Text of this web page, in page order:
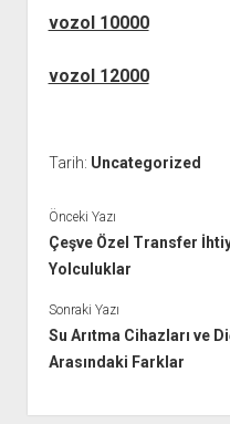
vozol 10000
vozol 12000
Tarih: Uncategorized
Önceki Yazı
Çeşve Özel Transfer
Yolculuklar
Sonraki Yazı
Su Arıtma Cihazları ve
Arasındaki Farklar